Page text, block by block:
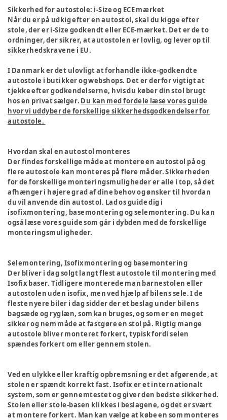
Sikkerhed for autostole: i-Size og ECE mærket
Når du er på udkig efter en autostol, skal du kigge efter
stole, der er i-Size godkendt eller ECE-mærket. Det er de to
ordninger, der sikrer, at autostolen er lovlig, og lever op til
sikkerhedskravene i EU.
I Danmark er det ulovligt at forhandle ikke-godkendte
autostole i butikker og webshops. Det er derfor vigtigt at
tjekke efter godkendelserne, hvis du køber din stol brugt
hos en privat sælger. Du kan med fordele læse vores guide
hvor vi uddyber de forskellige sikkerhedsgodkendelser for
autostole.
Hvordan skal en autostol monteres
Der findes forskellige måde at montere en autostol på og
flere autostole kan monteres på flere måder. Sikkerheden
for de forskellige monteringsmuligheder er alle i top, så det
afhænger i højere grad af dine behov og ønsker til hvordan
du vil anvende din autostol. Lad os guide dig i
isofixmontering, basemontering og selemontering. Du kan
også læse vores guide som går i dybden med de forskellige
monteringsmuligheder.
Selemontering, Isofixmontering og basemontering
Der bliver i dag solgt langt flest autostole til montering med
Isofix baser. Tidligere monterede man barnestolen eller
autostolen uden isofix, men ved hjælp af bilens sele. I de
fleste nyere biler i dag sidder der et beslag under bilens
bagsæde og ryglæn, som kan bruges, og som er en meget
sikker og nem måde at fastgøre en stol på. Rigtig mange
autostole bliver monteret forkert, typisk fordi selen
spændes forkert om eller gennem stolen.
Ved en ulykke eller kraftig opbremsning er det afgørende, at
stolen er spændt korrekt fast. Isofix er et internationalt
system, som er gennemtestet og giver den bedste sikkerhed.
Stolen eller stole-basen klikkes i beslagene, og det er svært
at montere forkert. Man kan vælge at købe en som monteres